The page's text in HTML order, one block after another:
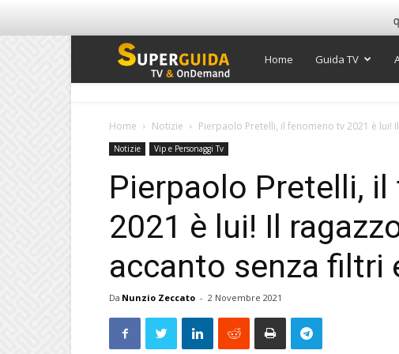
Super
Home Guida TV
Home Notizie Pierpaolo Pretelli, il fenomeno tv 2021 è lui!
Notizie Vip e Personaggi Tv
Pierpaolo Pretelli,
2021 è lui! Il
accanto senza filtri
Da Nunzio Zeccato - 2 Novembre 2021